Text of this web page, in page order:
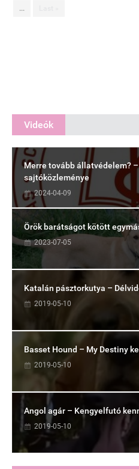
...
Videók
Merre tovább állatvédelem? –
sajtóközleménye
2024-04-09
Örök barátságot kötött
2023-07-05
Katalán pásztorkutya –
2019-05-10
Basset Hound – My Destiny
2019-05-10
Angol agár – Kengyelfutó
2019-05-10